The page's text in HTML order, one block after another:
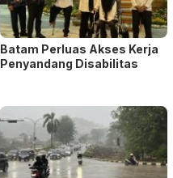
Batam Perluas Akses Kerja
Penyandang Disabilitas